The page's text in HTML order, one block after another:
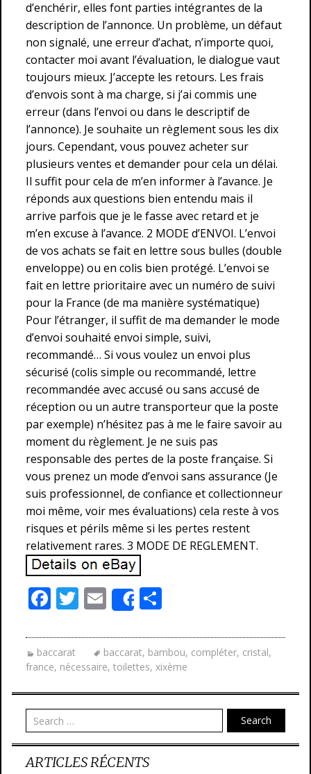
d’enchérir, elles font parties intégrantes de la
description de l’annonce. Un problème, un défaut
non signalé, une erreur d’achat, n’importe quoi,
contacter moi avant l’évaluation, le dialogue vaut
toujours mieux. J’accepte les retours. Les frais
d’envois sont à ma charge, si j’ai commis une
erreur (dans l’envoi ou dans le descriptif de
l’annonce). Je souhaite un règlement sous les dix
jours. Cependant, vous pouvez acheter sur
plusieurs ventes et demander pour cela un délai.
Il suffit pour cela de m’en informer à l’avance. Je
réponds aux questions bien entendu mais il
arrive parfois que je le fasse avec retard et je
m’en excuse à l’avance. 2 MODE d’ENVOI. L’envoi
de vos achats se fait en lettre sous bulles (double
enveloppe) ou en colis bien protégé. L’envoi se
fait en lettre prioritaire avec un numéro de suivi
pour la France (de ma manière systématique)
Pour l’étranger, il suffit de ma demander le mode
d’envoi souhaité envoi simple, suivi,
recommandé… Si vous voulez un envoi plus
sécurisé (colis simple ou recommandé, lettre
recommandée avec accusé ou sans accusé de
réception ou un autre transporteur que la poste
par exemple) n’hésitez pas à me le faire savoir au
moment du règlement. Je ne suis pas
responsable des pertes de la poste française. Si
vous prenez un mode d’envoi sans assurance (Je
suis professionnel, de confiance et collectionneur
moi même, voir mes évaluations) cela reste à vos
risques et périls même si les pertes restent
relativement rares. 3 MODE DE REGLEMENT.
F
e
b
o
o
k
T
itt
er
E
m
ai
l
Share
ta
g
er
baccarat baccarat, bambou, compléter, cristal,
france, nécessaire, toilettes, xixème
Search
ARTICLES RÉCENTS